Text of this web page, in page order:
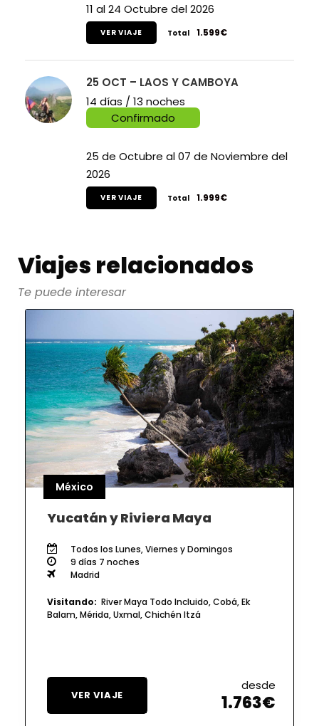
11 al 24 Octubre del 2026
VER VIAJE Total 1.599€
25 OCT – LAOS Y CAMBOYA
14 días / 13 noches
Confirmado
25 de Octubre al 07 de Noviembre del
2026
VER VIAJE Total 1.999€
Viajes relacionados
Te puede interesar
México
Yucatán y Riviera Maya
VER VIAJE
desde
1.763€
Todos los Lunes, Viernes y Domingos
9 días 7 noches
Madrid
Visitando: River Maya Todo Incluido, Cobá, Ek
Balam, Mérida, Uxmal, Chichén Itzá